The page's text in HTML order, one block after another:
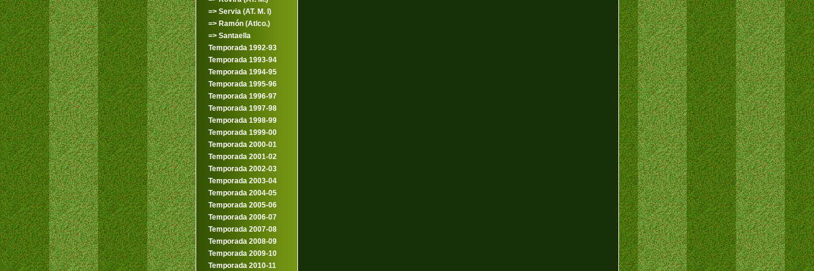
=> Servia (AT. M. I)
=> Ramón (Atlco.)
=> Santaella
Temporada 1992-93
Temporada 1993-94
Temporada 1994-95
Temporada 1995-96
Temporada 1996-97
Temporada 1997-98
Temporada 1998-99
Temporada 1999-00
Temporada 2000-01
Temporada 2001-02
Temporada 2002-03
Temporada 2003-04
Temporada 2004-05
Temporada 2005-06
Temporada 2006-07
Temporada 2007-08
Temporada 2008-09
Temporada 2009-10
Temporada 2010-11